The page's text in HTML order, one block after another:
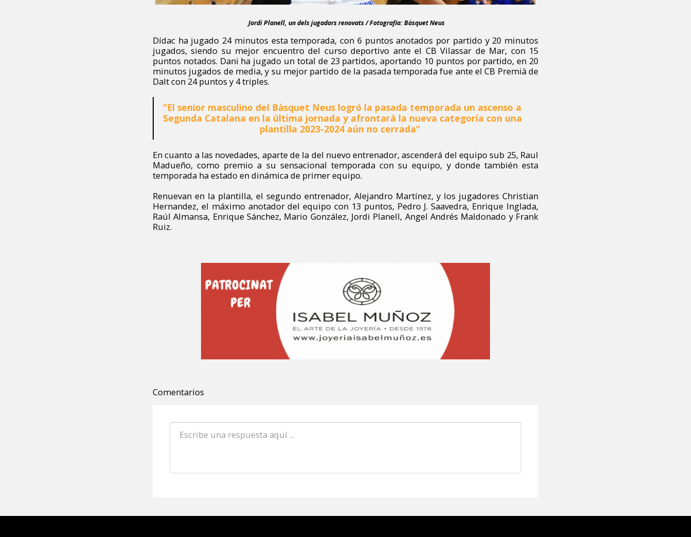
Jordi Planell, un dels jugadors renovats / Fotografia: Bàsquet Neus
Dídac ha jugado 24 minutos esta temporada, con 6 puntos anotados por partido y 20 minutos
jugados, siendo su mejor encuentro del curso deportivo ante el CB Vilassar de Mar, con 15
puntos notados. Dani ha jugado un total de 23 partidos, aportando 10 puntos por partido, en 20
minutos jugados de media, y su mejor partido de la pasada temporada fue ante el CB Premià de
Dalt con 24 puntos y 4 triples.
"El senior masculino del Bàsquet Neus logró la pasada temporada un ascenso a
Segunda Catalana en la última jornada y afrontará la nueva categoría con una
plantilla 2023-2024 aún no cerrada"
En cuanto a las novedades, aparte de la del nuevo entrenador, ascenderá del equipo sub 25, Raul
Madueño, como premio a su sensacional temporada con su equipo, y donde también esta
temporada ha estado en dinámica de primer equipo.
Renuevan en la plantilla, el segundo entrenador, Alejandro Martínez, y los jugadores Christian
Hernandez, el máximo anotador del equipo con 13 puntos, Pedro J. Saavedra, Enrique Inglada,
Raúl Almansa, Enrique Sánchez, Mario González, Jordi Planell, Angel Andrés Maldonado y Frank
Ruiz.
Comentarios